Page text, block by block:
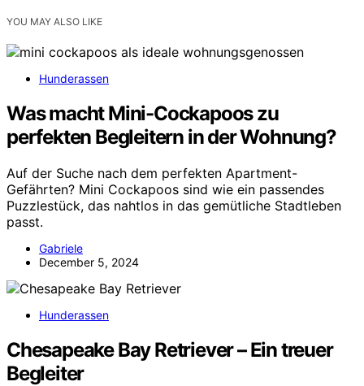
YOU MAY ALSO LIKE
Hunderassen
Was macht Mini-Cockapoos zu
perfekten Begleitern in der Wohnung?
Auf der Suche nach dem perfekten Apartment-
Gefährten? Mini Cockapoos sind wie ein passendes
Puzzlestück, das nahtlos in das gemütliche Stadtleben
passt.
Gabriele
December 5, 2024
Hunderassen
Chesapeake Bay Retriever – Ein treuer
Begleiter